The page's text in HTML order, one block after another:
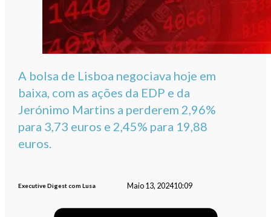
A bolsa de Lisboa negociava hoje em
baixa, com as ações da EDP e da
Jerónimo Martins a perderem 2,96%
para 3,73 euros e 2,45% para 19,88
euros.
Executive Digest com Lusa Maio 13, 202410:09